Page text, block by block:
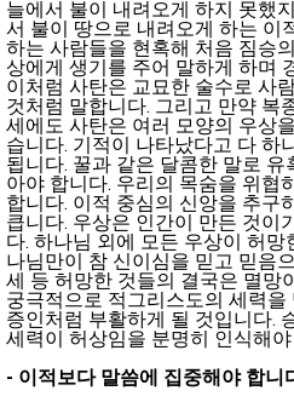
늘에서 불이 내려오게 하지 못했
서 불이 땅으로 내려오게 하는 이
하는 사람들을 현혹해 처음 짐승
상에게 생기를 주어 말하게 하며
이처럼 사탄은 교묘한 술수로 사
것처럼 말합니다. 그리고 만약 복
세에도 사탄은 여러 모양의 우상
습니다. 기적이 나타났다고 다 하
됩니다. 꿀과 같은 달콤한 말로
아야 합니다. 우리의 목숨을 위협
합니다. 이적 중심의 신앙을 추구
큽니다. 우상은 인간이 만든 것이
다. 하나님 외에 모든 우상이 허
나님만이 참 신이심을 믿고 믿음
세 등 허망한 것들의 결국은 멸망
궁극적으로 적그리스도의 세력
증인처럼 부활하게 될 것입니다.
세력이 허상임을 분명히 인식해
- 이적보다 말씀에 집중해야 합니